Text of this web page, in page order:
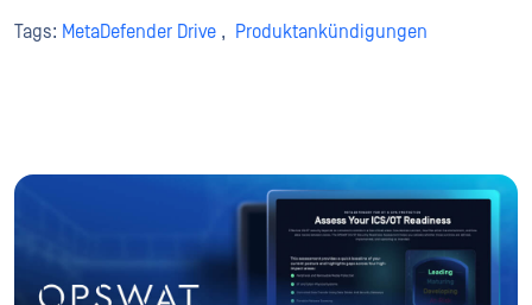
Tags: MetaDefender Drive , Produktankündigungen